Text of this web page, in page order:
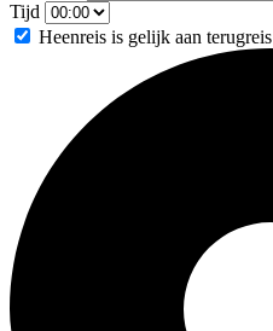
Tijd
Heenreis is gelijk aan terugreis